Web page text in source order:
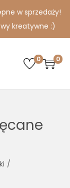
w sprzedaży!
kreatywne :)
0 0
/